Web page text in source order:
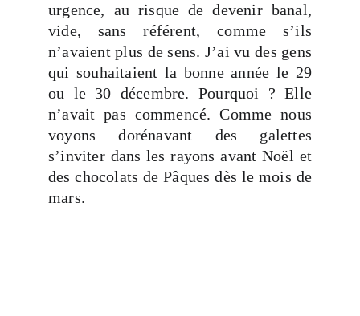
urgence, au risque de devenir banal,
vide, sans référent, comme s’ils
n’avaient plus de sens. J’ai vu des gens
qui souhaitaient la bonne année le 29
ou le 30 décembre. Pourquoi ? Elle
n’avait pas commencé. Comme nous
voyons dorénavant des galettes
s’inviter dans les rayons avant Noël et
des chocolats de Pâques dès le mois de
mars.